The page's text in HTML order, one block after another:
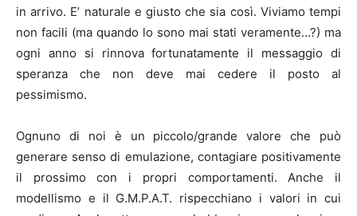
in arrivo. E’ naturale e giusto che sia così. Viviamo tempi
non facili (ma quando lo sono mai stati veramente…?) ma
ogni anno si rinnova fortunatamente il messaggio di
speranza che non deve mai cedere il posto al
pessimismo.
Ognuno di noi è un piccolo/grande valore che può
generare senso di emulazione, contagiare positivamente
il prossimo con i propri comportamenti. Anche il
modellismo e il G.M.P.A.T. rispecchiano i valori in cui